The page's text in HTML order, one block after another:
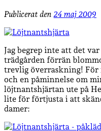
Publicerat den 24 maj 2009
Jag begrep inte att det
trädgården förrän
trevlig överraskning!
och en påminnelse om
löjtnantshjärtan ute på
lite för förtjusta i att
damer: